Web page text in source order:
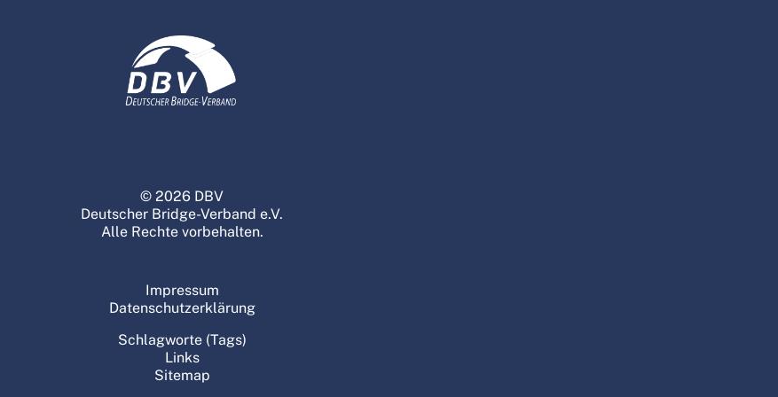
© 2026 DBV
Deutscher Bridge-Verband e.V.
Alle Rechte vorbehalten.
Impressum
Datenschutzerklärung
Schlagworte (Tags)
Links
Sitemap